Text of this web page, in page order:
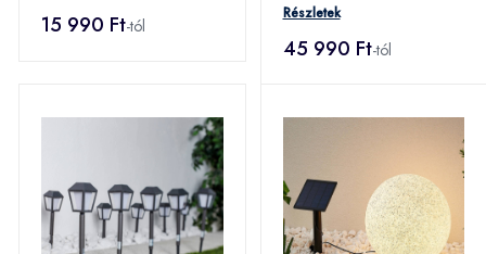
15 990 Ft-tól
Részletek
45 990 Ft-tól